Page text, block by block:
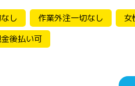
し 作業外注一切なし
女
後払い可